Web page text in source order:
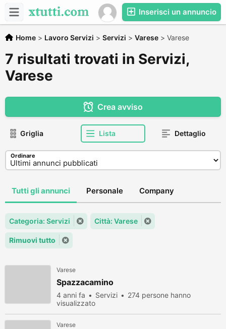
Inserisci un annuncio
Home > Lavoro Servizi > Servizi > Varese > Varese
7 risultati trovati in Servizi,
Varese
Crea avviso
Griglia Lista Dettaglio
Ordinare
Tutti gli annunci Personale Company
Categoria: Servizi Città: Varese
Rimuovi tutto
Varese
Spazzacamino
4 anni fa Servizi
274 persone hanno
visualizzato
Varese